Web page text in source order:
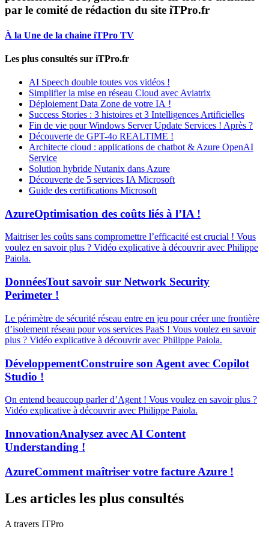
par le comité de rédaction du site iTPro.fr
À la Une de la chaine iTPro TV
Les plus consultés sur iTPro.fr
AI Speech double toutes vos vidéos !
Simplifier la mise en réseau Cloud avec Aviatrix
Déploiement Data Zone de votre IA !
Success Stories : 3 histoires et 3 Intelligences Artificielles
Fin de vie pour Windows Server Update Services ! Après ?
Découverte de GPT-4o REALTIME !
Architecte cloud : applications de chatbot & Azure OpenAI
Service
Solution hybride Nutanix dans Azure
Découverte de 5 services IA Microsoft
Guide des certifications Microsoft
AzureOptimisation des coûts liés à l’IA !
Maitriser les coûts sans compromettre l’efficacité est crucial ! Vous
voulez en savoir plus ? Vidéo explicative à découvrir avec Philippe
Paiola.
DonnéesTout savoir sur Network Security
Perimeter !
Le périmètre de sécurité réseau entre en jeu pour créer une frontière
d’isolement réseau pour vos services PaaS ! Vous voulez en savoir
plus ? Vidéo explicative à découvrir avec Philippe Paiola.
DéveloppementConstruire son Agent avec Copilot
Studio !
On entend beaucoup parler d’Agent ! Vous voulez en savoir plus ?
Vidéo explicative à découvrir avec Philippe Paiola.
InnovationAnalysez avec AI Content
Understanding !
AzureComment maîtriser votre facture Azure !
Les articles les plus consultés
A travers ITPro